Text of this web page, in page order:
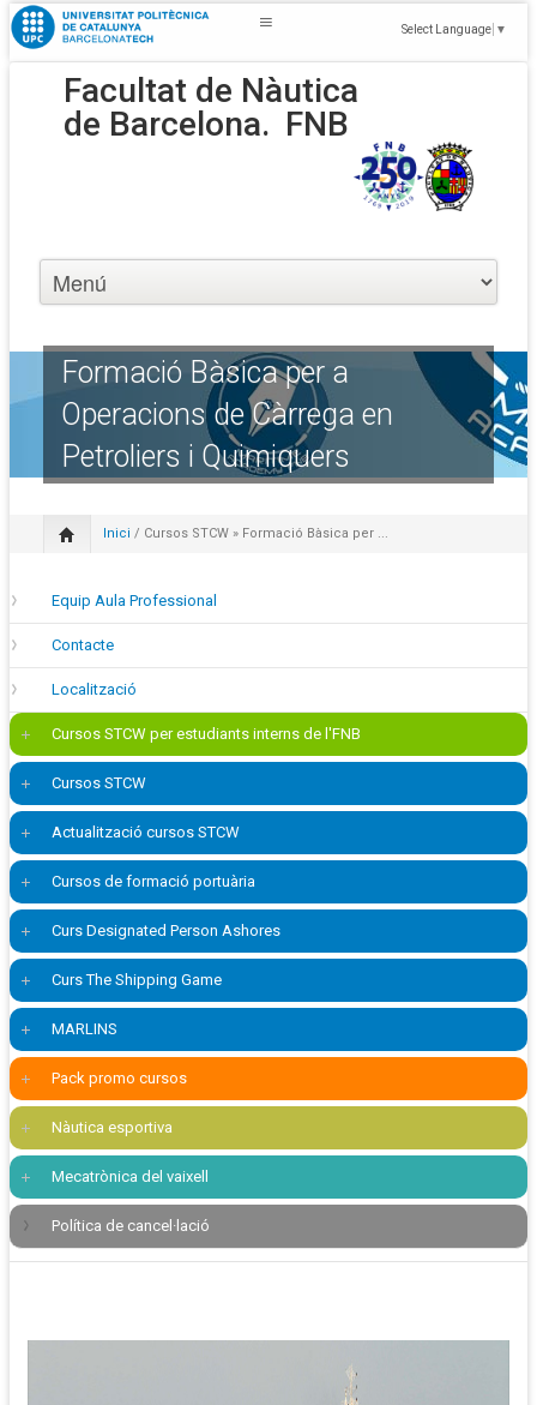
Select Language ▼
Facultat de Nàutica
de Barcelona. FNB
Formació Bàsica per a
Operacions de Càrrega en
Petroliers i Quimiquers
Inici / Cursos STCW » Formació Bàsica per ...
Equip Aula Professional
Contacte
Localització
Cursos STCW per estudiants interns de l'FNB
Cursos STCW
Actualització cursos STCW
Cursos de formació portuària
Curs Designated Person Ashores
Curs The Shipping Game
MARLINS
Pack promo cursos
Nàutica esportiva
Mecatrònica del vaixell
Política de cancel·lació